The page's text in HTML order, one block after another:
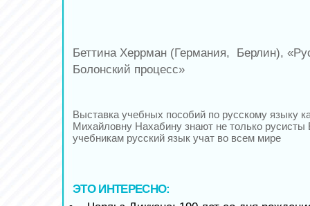
Беттина Херрман (Германия, Берлин),
Болонский процесс»
Выставка учебных пособий по русскому языку
Михайловну Нахабину знают не только русисты
учебникам русский язык учат во всем мире
ЭТО ИНТЕРЕСНО: